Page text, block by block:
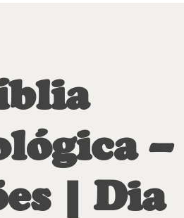
–
| Dia